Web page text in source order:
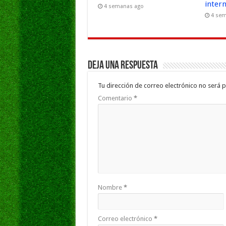
4 semanas ago
4
Deja una respuesta
Tu dirección de correo electrónico no será
Comentario *
Nombre *
Correo electrónico *